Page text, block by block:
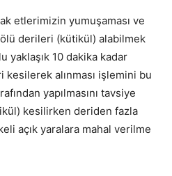
etlerimizin yumuşaması ve
derileri (kütikül) alabilmek
yaklaşık 10 dakika kadar
alınması işlemini bu
yapılmasını tavsiye
kesilirken deriden fazla
açık yaralara mahal verilme